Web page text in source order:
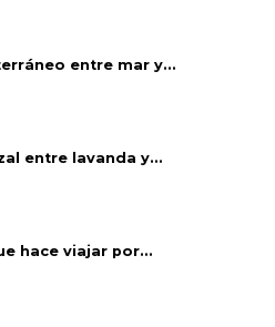
entre mar y...
entre lavanda y...
hace viajar por...